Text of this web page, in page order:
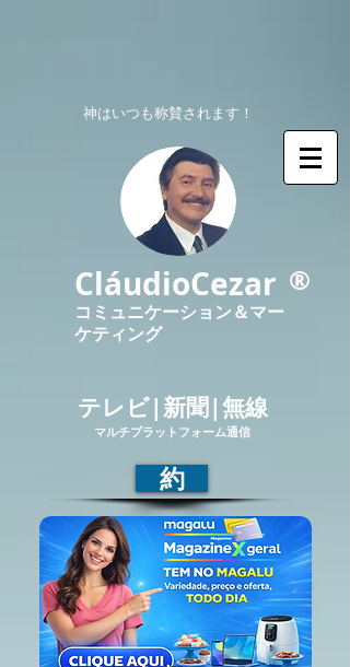
約
テレビ|新聞|無線
マルチプラットフォーム通信
®
CláudioCezar
コミュニケーション＆マー
ケティング
神はいつも称賛されます！